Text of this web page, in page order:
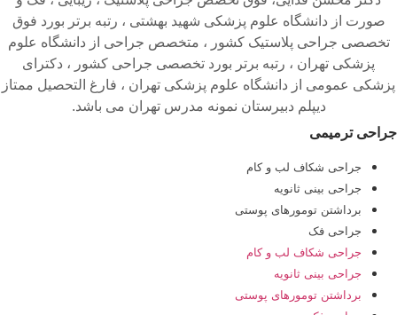
صورت از دانشگاه علوم پزشکی شهید بهشتی ، رتبه برتر بورد فوق
تخصصی جراحی پلاستیک کشور ، متخصص جراحی از دانشگاه علوم
پزشکی تهران ، رتبه برتر بورد تخصصی جراحی کشور ، دکترای
پزشکی عمومی از دانشگاه علوم پزشکی تهران ، فارغ التحصیل ممتاز
دیپلم دبیرستان نمونه مدرس تهران می باشد.
جراحی ترمیمی
جراحی شکاف لب و کام
جراحی بینی ثانویه
برداشتن تومورهای پوستی
جراحی فک
جراحی شکاف لب و کام
جراحی بینی ثانویه
برداشتن تومورهای پوستی